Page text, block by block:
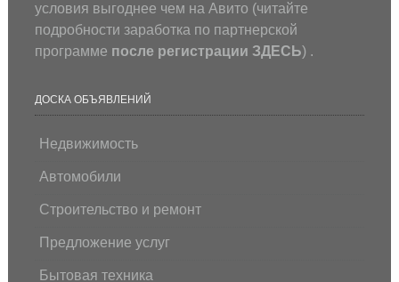
условия выгоднее чем на Авито (читайте
подробности заработка по партнерской
программе после регистрации ЗДЕСЬ) .
ДОСКА ОБЪЯВЛЕНИЙ
Недвижимость
Автомобили
Строительство и ремонт
Предложение услуг
Бытовая техника